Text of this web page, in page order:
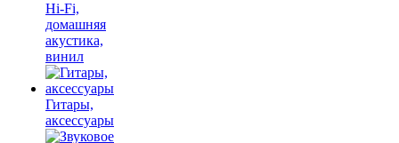
Hi-Fi,
домашняя
акустика,
винил
Гитары,
аксессуары